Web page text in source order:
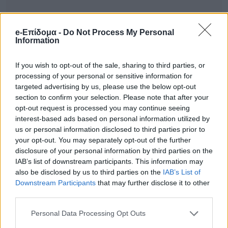
e-Επίδομα - Do Not Process My Personal
Information
If you wish to opt-out of the sale, sharing to third parties, or
processing of your personal or sensitive information for
targeted advertising by us, please use the below opt-out
section to confirm your selection. Please note that after your
opt-out request is processed you may continue seeing
interest-based ads based on personal information utilized by
us or personal information disclosed to third parties prior to
your opt-out. You may separately opt-out of the further
disclosure of your personal information by third parties on the
IAB’s list of downstream participants. This information may
also be disclosed by us to third parties on the IAB’s List of
Downstream Participants that may further disclose it to other
Personal Data Processing Opt Outs
Ειδήσεις σήμερα
Πήγε στην δουλειά του και δεν γύρισε
ποτέ: Οδηγός λεωφορείου στο Αίγιο
υπέστη ανακοπή καθώς οδηγούσε –
Σπαρακτικές εικόνες
ΕΚΤΑΚΤΗ ΕΝΗΜΕΡΩΣΗ: Χωρίς ρεύμα
αύριο έως 7 ώρες – Οι περιοχές
Ανnσυxία για Αθηνά Οικονομάκου: Με
πρόβλημα υγείας στα Μπόρα Μπόρα-